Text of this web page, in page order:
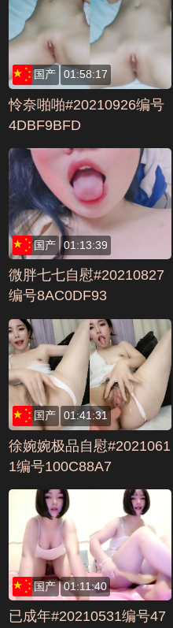
国产 01:58:17
怜奈啪啪#20210926编号
4DBF9BFD
国产 01:13:39
微胖七七自慰#20210827
编号8AC0DF93
国产 01:41:31
徐婉婉极品自慰#2021061
1编号100C88A7
国产 01:11:40
已成年#20210531编号47